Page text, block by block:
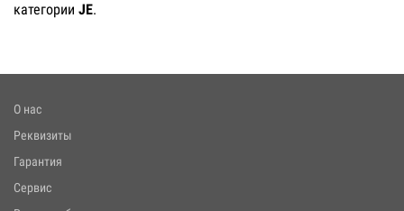
категории JE.
О нас
Реквизиты
Гарантия
Сервис